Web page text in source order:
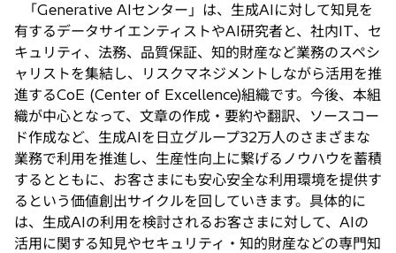
「Generative AIセンター」は、生成AIに対して知見を
有するデータサイエンティストやAI研究者と、社内IT、セ
キュリティ、法務、品質保証、知的財産など業務のスペシ
ャリストを集結し、リスクマネジメントしながら活用を推
進するCoE (Center of Excellence)組織です。今後、本組
織が中心となって、文章の作成・要約や翻訳、ソースコー
ド作成など、生成AIを日立グループ32万人のさまざまな
業務で利用を推進し、生産性向上に繋げるノウハウを蓄積
するとともに、お客さまにも安心安全な利用環境を提供す
るという価値創出サイクルを回していきます。具体的に
は、生成AIの利用を検討されるお客さまに対して、AIの
活用に関する知見やセキュリティ・知的財産などの専門知